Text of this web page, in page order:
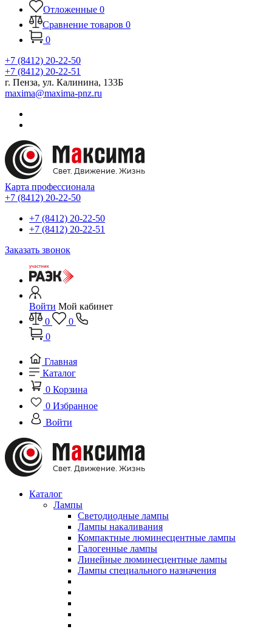
Отложенные 0
Сравнение товаров 0
0
+7 (8412) 20-22-50
+7 (8412) 20-22-51
г. Пенза, ул. Калинина, 133Б
maxima@maxima-pnz.ru
Карта профессионала
+7 (8412) 20-22-50
+7 (8412) 20-22-50
+7 (8412) 20-22-51
Заказать звонок
Войти Мой кабинет
0
0
0
Главная
Каталог
0 Корзина
0 Избранное
Войти
Каталог
Лампы
Светодиодные лампы
Лампы накаливания
Компактные люминесцентные лампы
Галогенные лампы
Линейные люминесцентные лампы
Лампы специального назначения